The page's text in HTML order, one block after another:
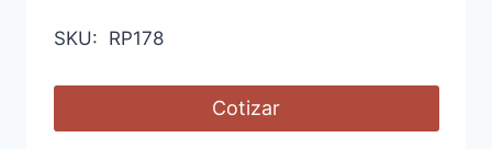
SKU: RP178
Cotizar